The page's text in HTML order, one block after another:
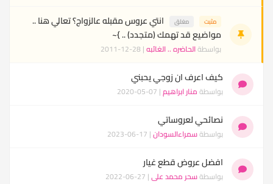
مثبت مغلق
انتي عروس مقبله عالزواج؟ تعالي هنا ..
مواضيع قد تهمك (متجدد) .. }~
بواسطةالحاضره .. الغائبه| 28-12-2011
كيف اعرف ان زوجي يحبني
بواسطةمنار ابراهيم| 07-05-2020
نصائحي لعروساتي
بواسطةسمراءالسودان| 17-06-2023
افضل عروض قطع غيار
بواسطةسحر محمد على| 27-06-2022